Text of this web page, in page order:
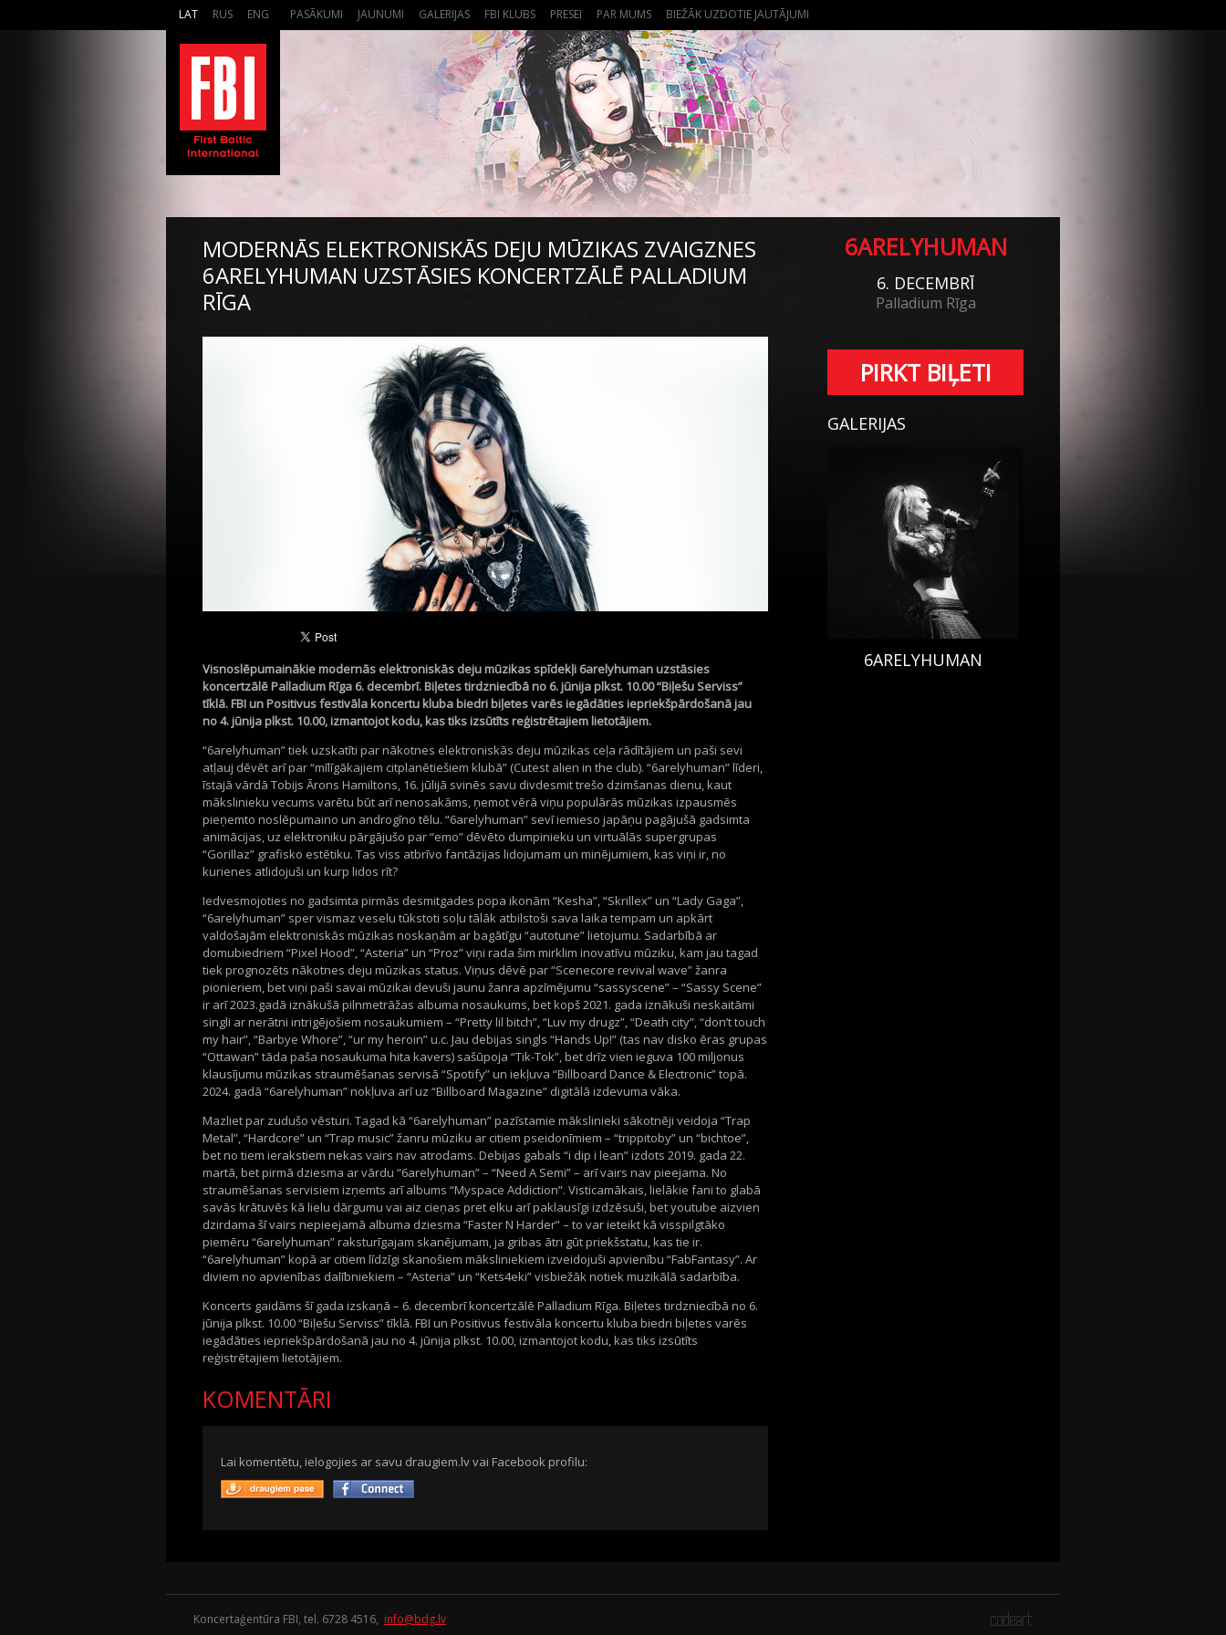
LAT RUS ENG PASĀKUMI JAUNUMI GALERIJAS FBI KLUBS PRESEI PAR MUMS BIEŽĀK UZDOTIE JAUTĀJUMI
MODERNĀS ELEKTRONISKĀS DEJU MŪZIKAS ZVAIGZNES
6ARELYHUMAN UZSTĀSIES KONCERTZĀLĒ PALLADIUM
RĪGA
Visnoslēpumainākie modernās elektroniskās deju mūzikas spīdekļi 6arelyhuman uzstāsies
koncertzālē Palladium Rīga 6. decembrī.Biļetes tirdzniecībā no 6. jūnija plkst. 10.00 “Biļešu Serviss”
tīklā. FBI un Positivus festivāla koncertu kluba biedri biļetes varēs iegādāties iepriekšpārdošanā jau
no 4. jūnija plkst. 10.00, izmantojot kodu, kas tiks izsūtīts reģistrētajiem lietotājiem.
“6arelyhuman” tiek uzskatīti par nākotnes elektroniskās deju mūzikas ceļa rādītājiem un paši sevi
atļauj dēvēt arī par “mīlīgākajiem citplanētiešiem klubā” (Cutest alien in the club). “6arelyhuman” līderi,
īstajā vārdā Tobijs Ārons Hamiltons, 16. jūlijā svinēs savu divdesmit trešo dzimšanas dienu, kaut
mākslinieku vecums varētu būt arī nenosakāms, ņemot vērā viņu populārās mūzikas izpausmēs
pieņemto noslēpumaino un androgīno tēlu. “6arelyhuman” sevī iemieso japāņu pagājušā gadsimta
animācijas, uz elektroniku pārgājušo par “emo” dēvēto dumpinieku un virtuālās supergrupas
“Gorillaz” grafisko estētiku. Tas viss atbrīvo fantāzijas lidojumam un minējumiem, kas viņi ir, no
kurienes atlidojuši un kurp lidos rīt?
Iedvesmojoties no gadsimta pirmās desmitgades popa ikonām “Kesha”, “Skrillex” un “Lady Gaga”,
“6arelyhuman” sper vismaz veselu tūkstoti soļu tālāk atbilstoši sava laika tempam un apkārt
valdošajām elektroniskās mūzikas noskaņām ar bagātīgu “autotune” lietojumu. Sadarbībā ar
domubiedriem “Pixel Hood”, “Asteria” un “Proz” viņi rada šim mirklim inovatīvu mūziku, kam jau tagad
tiek prognozēts nākotnes deju mūzikas status. Viņus dēvē par “Scenecore revival wave” žanra
pionieriem, bet viņi paši savai mūzikai devuši jaunu žanra apzīmējumu “sassyscene” – “Sassy Scene”
ir arī 2023.gadā iznākušā pilnmetrāžas albuma nosaukums, bet kopš 2021. gada iznākuši neskaitāmi
singli ar nerātni intrigējošiem nosaukumiem – “Pretty lil bitch”, “Luv my drugz”, “Death city”, “don’t touch
my hair”, “Barbye Whore”, “ur my heroin” u.c. Jau debijas singls “Hands Up!” (tas nav disko ēras grupas
“Ottawan” tāda paša nosaukuma hita kavers) sašūpoja “Tik-Tok”, bet drīz vien ieguva 100 miljonus
klausījumu mūzikas straumēšanas servisā “Spotify” un iekļuva “Billboard Dance & Electronic” topā.
2024. gadā “6arelyhuman” nokļuva arī uz “Billboard Magazine” digitālā izdevuma vāka.
Mazliet par zudušo vēsturi. Tagad kā “6arelyhuman” pazīstamie mākslinieki sākotnēji veidoja “Trap
Metal”, “Hardcore” un “Trap music” žanru mūziku ar citiem pseidonīmiem – “trippitoby” un “bichtoe”,
bet no tiem ierakstiem nekas vairs nav atrodams. Debijas gabals “i dip i lean” izdots 2019. gada 22.
martā, bet pirmā dziesma ar vārdu “6arelyhuman” – “Need A Semi” – arī vairs nav pieejama. No
straumēšanas servisiem izņemts arī albums “Myspace Addiction”. Visticamākais, lielākie fani to glabā
savās krātuvēs kā lielu dārgumu vai aiz cieņas pret elku arī paklausīgi izdzēsuši, bet youtube aizvien
dzirdama šī vairs nepieejamā albuma dziesma “Faster N Harder” – to var ieteikt kā visspilgtāko
piemēru “6arelyhuman” raksturīgajam skanējumam, ja gribas ātri gūt priekšstatu, kas tie ir.
“6arelyhuman” kopā ar citiem līdzīgi skanošiem māksliniekiem izveidojuši apvienību “FabFantasy”. Ar
diviem no apvienības dalībniekiem – “Asteria” un “Kets4eki” visbiežāk notiek muzikālā sadarbība.
Koncerts gaidāms šī gada izskaņā – 6. decembrī koncertzālē Palladium Rīga. Biļetes tirdzniecībā no 6.
jūnija plkst. 10.00 “Biļešu Serviss” tīklā. FBI un Positivus festivāla koncertu kluba biedri biļetes varēs
iegādāties iepriekšpārdošanā jau no 4. jūnija plkst. 10.00, izmantojot kodu, kas tiks izsūtīts
reģistrētajiem lietotājiem.
KOMENTĀRI
Lai komentētu, ielogojies ar savu draugiem.lv vai Facebook profilu:
6ARELYHUMAN
6. DECEMBRĪ
Palladium Rīga
PIRKT BIĻETI
GALERIJAS
6ARELYHUMAN
Koncertaģentūra FBI, tel. 6728 4516, info@bdg.lv